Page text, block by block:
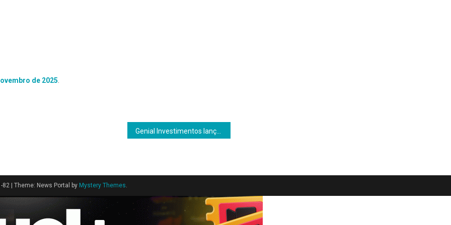
de 2025
82 Theme: News Portal by Mystery Themes.